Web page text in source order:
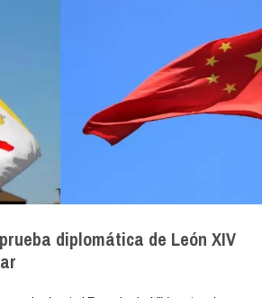
diplomática de León XIV